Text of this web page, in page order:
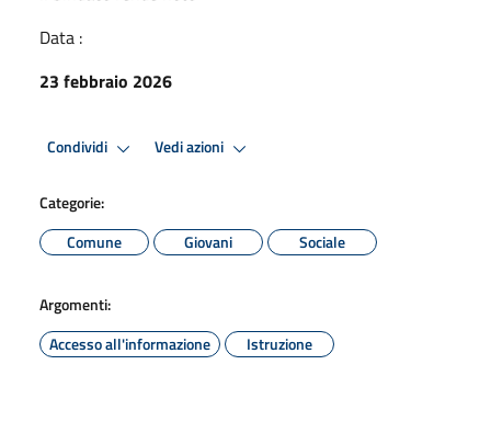
Data :
23 febbraio 2026
Condividi Vedi azioni
Categorie:
Comune
Giovani Sociale
Argomenti:
Accesso all'informazione
Istruzione